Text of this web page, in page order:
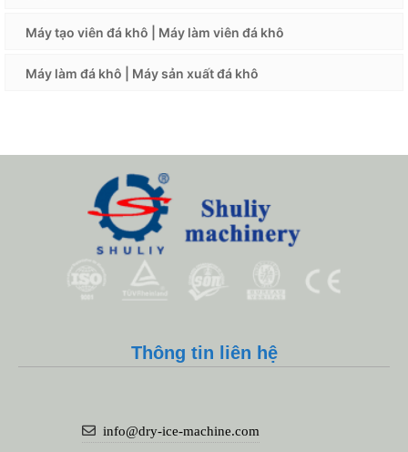
Máy tạo viên đá khô | Máy làm viên đá khô
Máy làm đá khô | Máy sản xuất đá khô
Thông tin liên hệ
info@dry-ice-machine.com
Email